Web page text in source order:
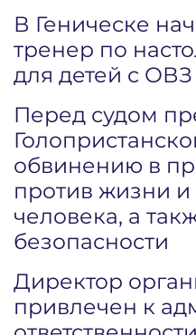
В Геническе
тренер по
для детей с
Перед судом
обвинению в
против жизни и
человека, а
безопасности
Директор
привлечен к